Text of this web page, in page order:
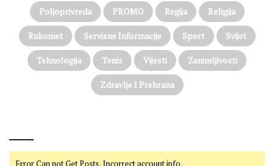
Poljoprivreda PROMO Regija Religija
Rukomet Servisne Informacije Sport Svijet
Tehnologija Tenis Vijesti Zanimljivosti
Zdravlje I Prehrana
Error Can not Get Posts, Incorrect account info.